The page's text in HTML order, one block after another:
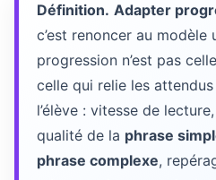
Définition. Adapter
c’est renoncer au modèle
progression n’est pas
celle qui relie les
l’élève : vitesse de lecture,
qualité de la phrase
phrase complexe,